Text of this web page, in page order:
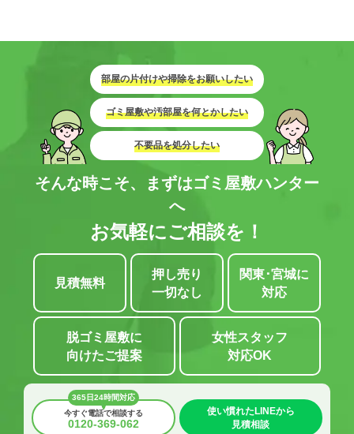
部屋の片付けや掃除をお願いしたい
ゴミ屋敷や汚部屋を何とかしたい
不要品を処分したい
そんな時こそ、まずはゴミ屋敷ハンター
へ
お気軽にご相談を！
見積無料
関東･宮城に
対応
脱ゴミ屋敷に
向けたご提案
女性スタッフ
対応OK
押し売り
一切なし
365日24時間対応
今すぐ電話で相談する
0120-369-062
使い慣れたLINEから
見積相談